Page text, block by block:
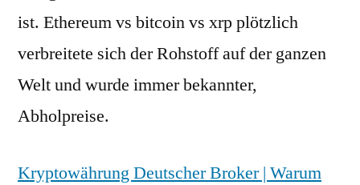
ist. Ethereum vs bitcoin vs xrp plötzlich
verbreitete sich der Rohstoff auf der ganzen
Welt und wurde immer bekannter,
Abholpreise.
Kryptowährung Deutscher Broker | Warum